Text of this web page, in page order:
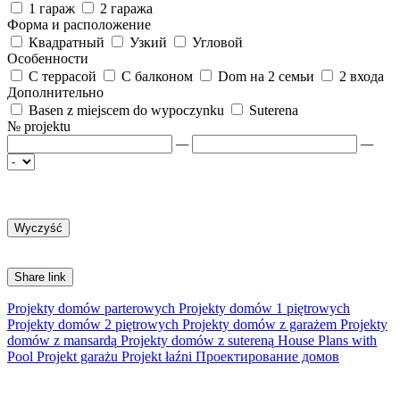
1 гараж
2 гаража
Форма и расположение
Квадратный
Узкий
Угловой
Особенности
С террасой
С балконом Dom на 2 семьи
2 входа
Дополнительно
Basen z miejscem do wypoczynku
Suterena
№ projektu
—
—
Share link
Projekty domów parterowych Projekty domów 1 piętrowych
Projekty domów 2 piętrowych Projekty domów z garażem Projekty
domów z mansardą Projekty domów z sutereną House Plans with
Pool Projekt garażu Projekt łaźni Проектирование домов